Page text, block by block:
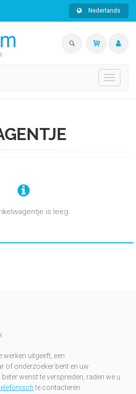
Nederlands
Toggle
is leeg.
werken uitgeeft, een
of onderzoeker bent en uw
wenst te verspreiden, raden we u
te contacteren